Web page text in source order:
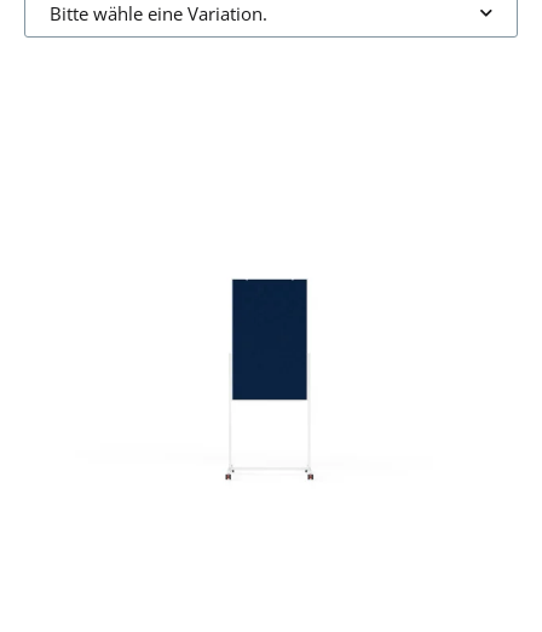
Bitte wähle eine Variation.